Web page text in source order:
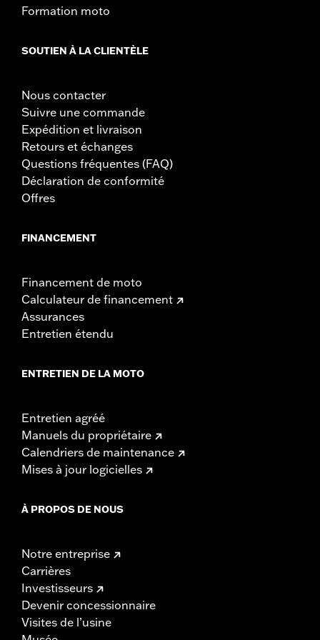
Formation moto
SOUTIEN À LA CLIENTÈLE
Nous contacter
Suivre une commande
Expédition et livraison
Retours et échanges
Questions fréquentes (FAQ)
Déclaration de conformité
Offres
FINANCEMENT
Financement de moto
Calculateur de financement
Assurances
Entretien étendu
ENTRETIEN DE LA MOTO
Entretien agréé
Manuels du propriétaire
Calendriers de maintenance
Mises à jour logicielles
À PROPOS DE NOUS
Notre entreprise
Carrières
Investisseurs
Devenir concessionnaire
Visites de l’usine